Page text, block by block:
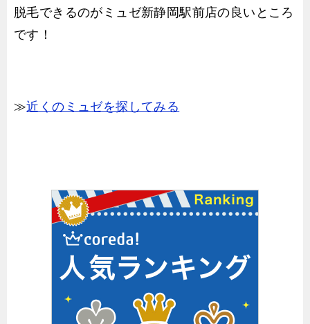
脱毛できるのがミュゼ新静岡駅前店の良いところ
です！
≫近くのミュゼを探してみる